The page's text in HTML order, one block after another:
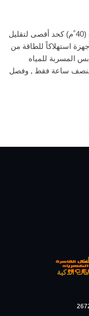
ضبط السخانات الكهربائية عند درجة حرارة (40˚م) كحد أقصى لتقليل
استهلاكاً للطاقة من
المسربة للمياه
بنصف ساعة فقط , وفصل
الذكية